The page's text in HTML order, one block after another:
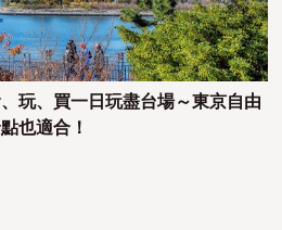
玩、買一日玩盡台場～東京自由
也適合！